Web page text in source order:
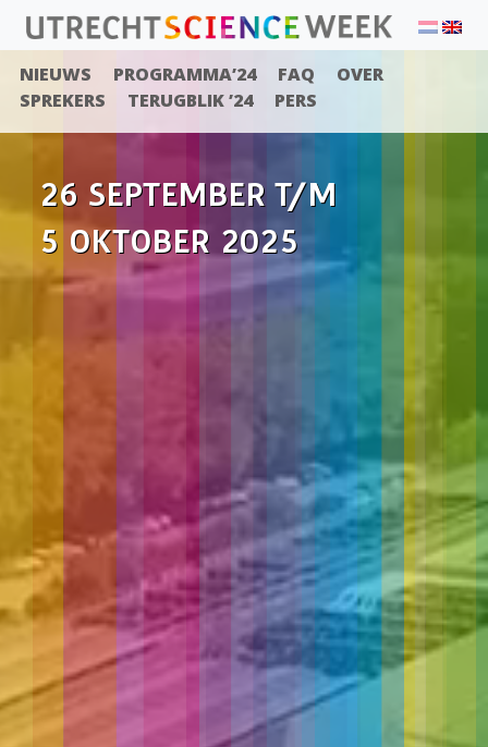
NIEUWS PROGRAMMA’24 FAQ
OVER
SPREKERS
TERUGBLIK ’24 PERS
26 SEPTEMBER T/M
5 OKTOBER 2025